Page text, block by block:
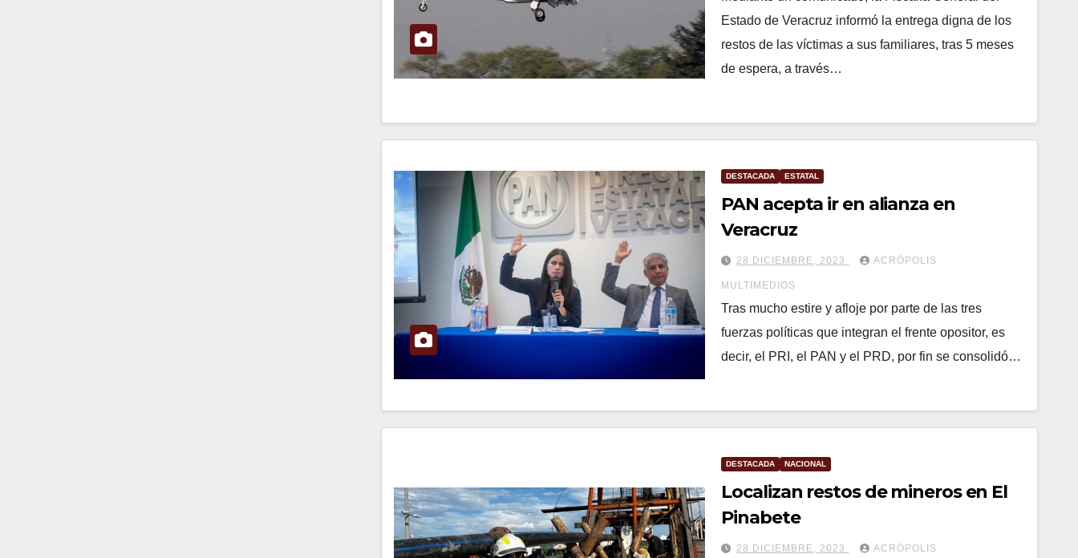
Estado de Veracruz informó la entrega digna de los
restos de las víctimas a sus familiares, tras 5 meses
de espera, a través…
DESTACADA ESTATAL
PAN acepta ir en alianza en
Veracruz
28 DICIEMBRE, 2023 ACRÓPOLIS
MULTIMEDIOS
Tras mucho estire y afloje por parte de las tres
fuerzas políticas que integran el frente opositor, es
decir, el PRI, el PAN y el PRD, por fin se consolidó…
DESTACADA NACIONAL
Localizan restos de mineros en El
Pinabete
28 DICIEMBRE, 2023 ACRÓPOLIS